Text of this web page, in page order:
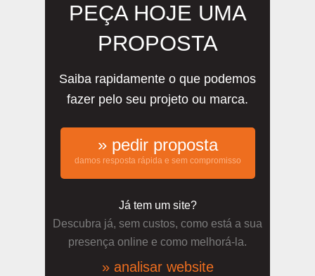
PEÇA HOJE UMA
PROPOSTA
Saiba rapidamente o que podemos
fazer pelo seu projeto ou marca.
» pedir proposta
damos resposta rápida e sem compromisso
Já tem um site?
Descubra já, sem custos, como está a sua
presença online e como melhorá-la.
» analisar website